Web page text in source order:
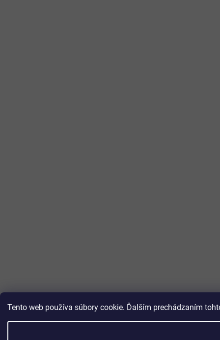
Tento web používa súbory cookie. Ďalším prechádzaním